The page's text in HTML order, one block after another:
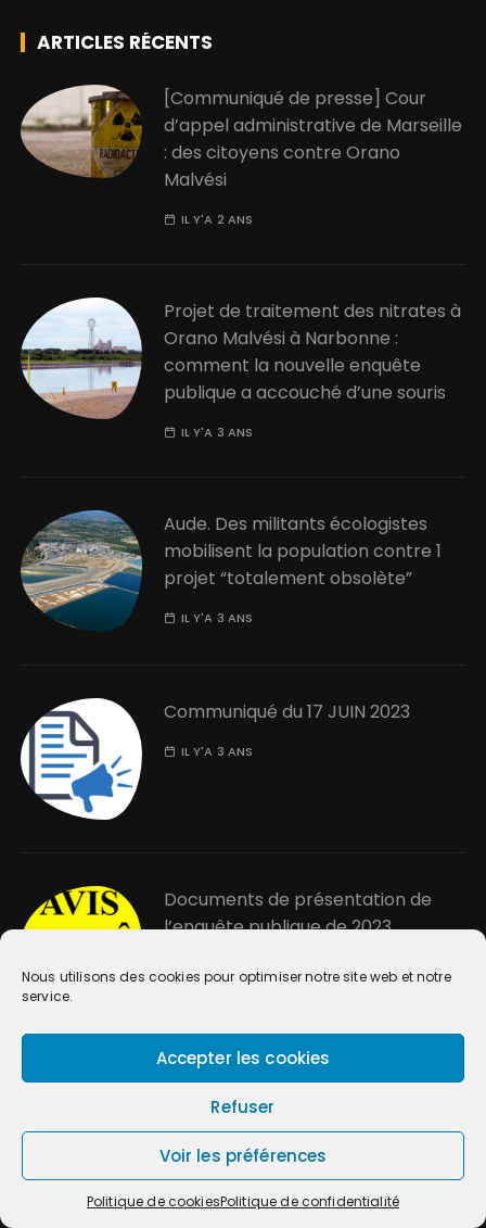
Nous utilisons des cookies pour optimiser notre site web et notre
service.
Accepter les cookies
Refuser
Voir les préférences
Politique de cookiesPolitique de confidentialité
ARTICLES RÉCENTS
[Communiqué de presse] Cour
d’appel administrative de Marseille
: des citoyens contre Orano
Malvési
IL Y'A 2 ANS
Projet de traitement des nitrates à
Orano Malvési à Narbonne :
comment la nouvelle enquête
publique a accouché d’une souris
IL Y'A 3 ANS
Aude. Des militants écologistes
mobilisent la population contre 1
projet “totalement obsolète”
IL Y'A 3 ANS
Communiqué du 17 JUIN 2023
IL Y'A 3 ANS
Documents de présentation de
l’enquête publique de 2023